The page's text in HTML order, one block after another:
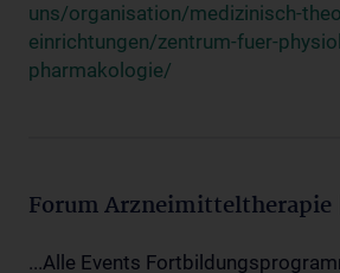
uns/organisation/medizinisch-
einrichtungen/zentrum-fuer-
pharmakologie/
Forum Arzneimitteltherapie
...Alle Events